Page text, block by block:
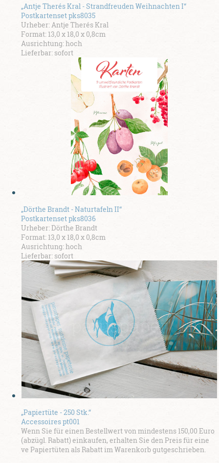
„Antje Therés Kral - Strandfreuden Weihnachten I“
Postkartenset pks8035
Urheber: Antje Therés Kral
Format: 13,0 x 18,0 x 0,8cm
Ausrichtung: hoch
Lieferbar: sofort
„Dörthe Brandt - Naturtafeln II“
Postkartenset pks8036
Urheber: Dörthe Brandt
Format: 13,0 x 18,0 x 0,8cm
Ausrichtung: hoch
Lieferbar: sofort
„Papiertüte - 250 Stk.“
Accessoires pt001
Wenn Sie für einen Bestellwert von mindestens 150,00 Euro
(abzügl. Rabatt) einkaufen, erhalten Sie den Preis für eine
ve Papiertüten als Rabatt im Warenkorb gutgeschrieben.